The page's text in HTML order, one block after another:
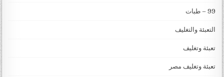
99 – طبات
التعبئة والتغليف
تعبئة وتغليف
تعبئة وتغليف مصر